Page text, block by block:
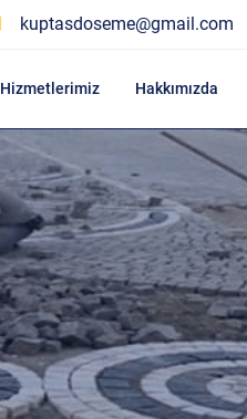
kuptasdoseme@gmail.com
Hizmetlerimiz Hakkımızda